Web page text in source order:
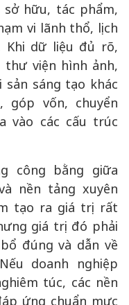
hữu, tác phẩm,
vi lãnh thổ, lịch
Khi dữ liệu đủ rõ,
thư viện hình ảnh,
sáng tạo khác
vốn, chuyển
vào các cấu trúc
công bằng giữa
nền tảng xuyên
tạo ra giá trị rất
giá trị đó phải
đúng và dẫn về
doanh nghiệp
túc, các nền
ứng chuẩn mực